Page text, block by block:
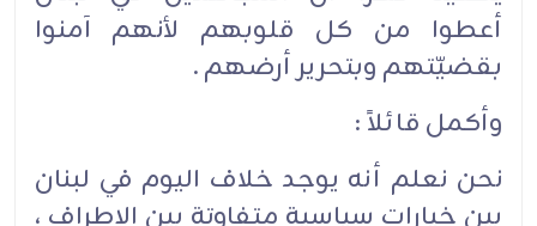
أعطوا من كل قلوبهم لأنهم آمنوا
بقضيّتهم وبتحرير أرضهم .
وأكمل قائلاً :
نحن نعلم أنه يوجد خلاف اليوم في لبنان
بين خيارات سياسية متفاوتة بين الاطراف ،